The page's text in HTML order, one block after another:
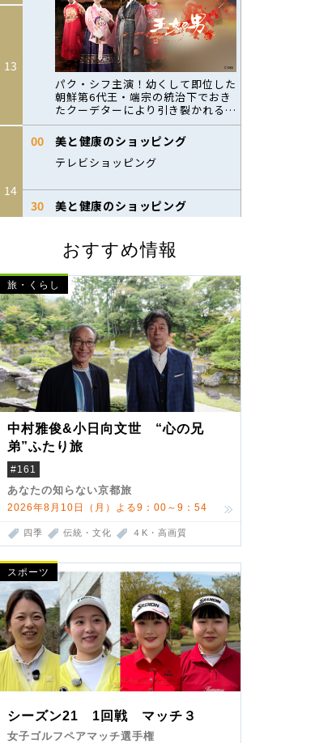
おすすめ情報
旅・くらし
中村雅俊&小日向文世 “心の兄
弟”ふたり旅
#161
あなたの知らない京都旅
2026年8月10日（月）よる9：00～9：54
四季 伝統・文化 ４K・高画質
スポーツ
シーズン21 1回戦 マッチ３
女子ゴルフペアマッチ選手権